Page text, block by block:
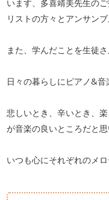
います、多喜靖美先生の
リストの方々とアンサンブ
また、学んだことを生徒
日々の暮らしにピアノ&
悲しいとき、辛いとき、
が音楽の良いところだと思
いつも心にそれぞれのメ